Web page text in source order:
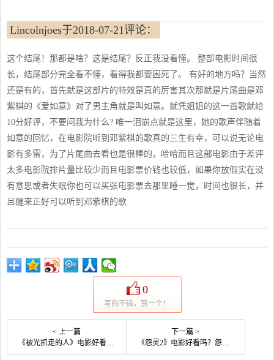
Lincolnjoes于2018-07-21评论：
这个结尾！那都是啥？这是结尾？反正我没看懂。 整部电影时间很
长，结尾部分完全看不懂，看得我都要困死了。 有好的地方吗？当然
还是有的，首先就是这部片的特效是真的厉害其次那就是片尾曲是邓
紫棋的《爱如意》对了男主角就是叫如意。就凭姐姐的这一首歌就给
10分好评，不要问我为什么? 唯一泪崩点就是这里，她的歌声伴随着
如意的回忆，在电影院听到邓紫棋的歌真的三生有幸，可以说无论电
影有多雷，为了片尾曲去看也是很棒的，哈哈而且这部电影由于差评
太多电影院排片量比较少而且电影票价钱也较低，如果你放假实在没
有意思或者失眠你也可以买张电影票去那里睡一觉，时间也很长，并
且醒来正好可以听到邓紫棋的歌
0
写的不错，赞一个！
< 上一篇
《被光抓走的人》电影好看吗？被光抓走的人影评及简介
下一篇 >
《怨灵2》电影好看吗？怨灵2影评及简介